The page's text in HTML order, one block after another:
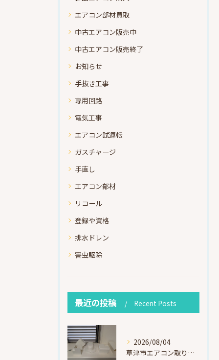
エアコン部材買取
中古エアコン販売中
中古エアコン販売終了
お知らせ
手抜き工事
専用回路
電気工事
エアコン試運転
ガスチャージ
手直し
エアコン部材
リコール
登録や資格
排水ドレン
害虫駆除
最近の投稿 Recent Posts
2026/08/04
草津市エアコン取り付け｜お客様取り外し済・化粧カバー再利用（ダイキン S225ATES・アウルコート草津）